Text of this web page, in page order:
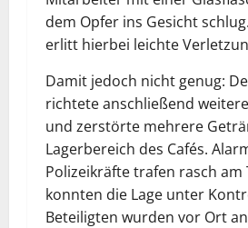
dem Opfer ins Gesicht
erlitt hierbei leichte
Damit jedoch nicht genug:
richtete anschließend
und zerstörte mehrere
Lagerbereich des Cafés.
Polizeikräfte trafen rasch
konnten die Lage unter
Beteiligten wurden vor Ort